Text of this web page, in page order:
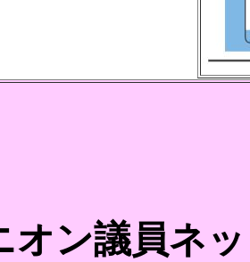
オン議員ネ